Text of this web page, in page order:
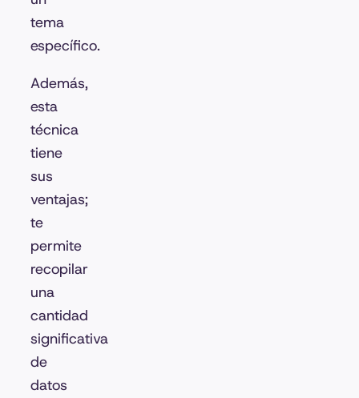
tema
específico.
Además,
esta
técnica
tiene
sus
ventajas;
te
permite
recopilar
una
cantidad
significativa
de
datos